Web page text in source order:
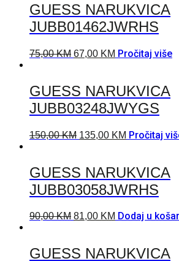
GUESS NARUKVICA
JUBB01462JWRHS
75,00KM 67,00 KM Pročitaj više
GUESS NARUKVICA
JUBB03248JWYGS
150,00KM 135,00 KM Pročitaj
GUESS NARUKVICA
JUBB03058JWRHS
90,00KM 81,00 KM Dodaj u
GUESS NARUKVICA